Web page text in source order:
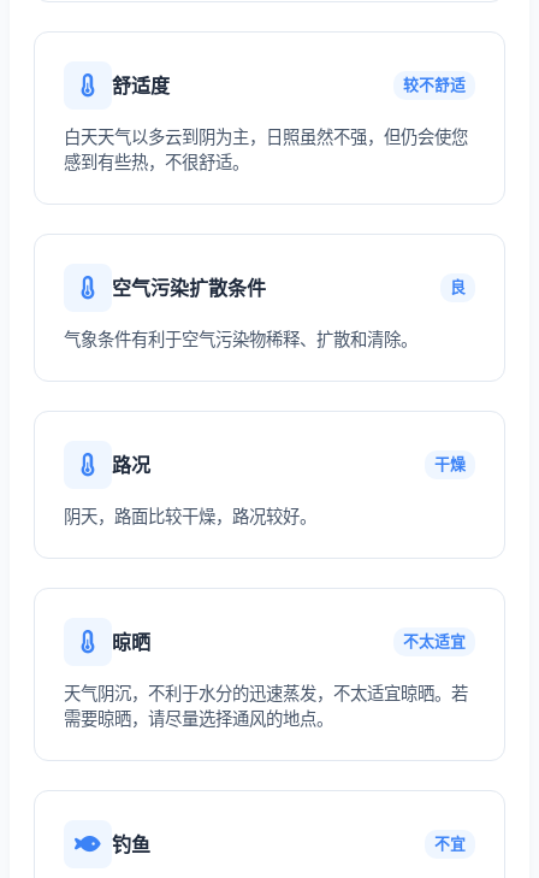
舒适度 较不舒适
白天天气以多云到阴为主，日照虽然不强，但仍会使您
感到有些热，不很舒适。
空气污染扩散条件 良
气象条件有利于空气污染物稀释、扩散和清除。
路况 干燥
阴天，路面比较干燥，路况较好。
晾晒 不太适宜
天气阴沉，不利于水分的迅速蒸发，不太适宜晾晒。若
需要晾晒，请尽量选择通风的地点。
钓鱼 不宜